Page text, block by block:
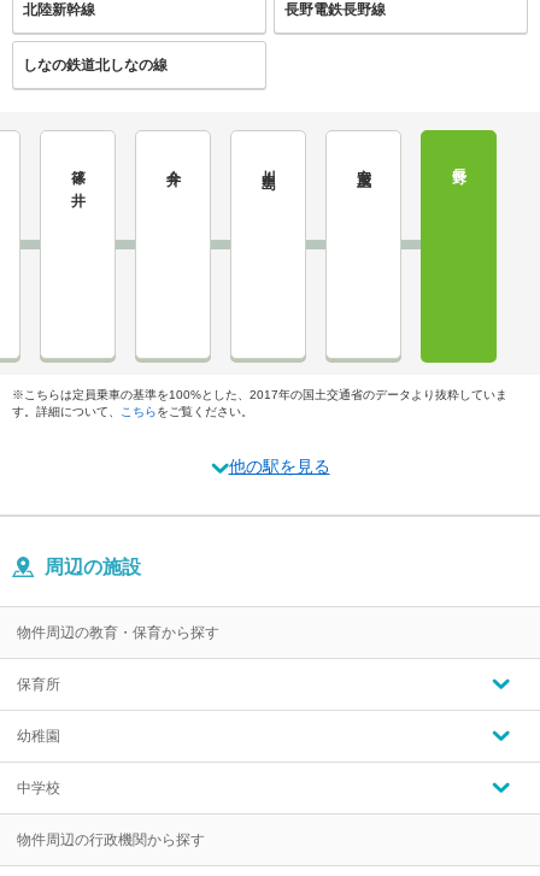
北陸新幹線 長野電鉄長野線
しなの鉄道北しなの線
篠ノ井
※こちらは定員乗車の基準を100%とした、2017年の国土交通省のデータより抜粋していま
す。詳細について、
こちらをご覧ください。
他の駅を見る
周辺の施設
物件周辺の教育・保育から探す
保育所
幼稚園
中学校
物件周辺の行政機関から探す